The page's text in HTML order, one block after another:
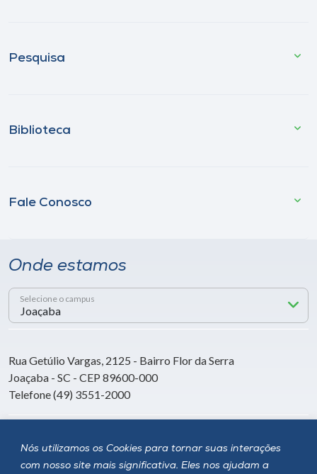
Nós utilizamos os Cookies para tornar suas interações
com nosso site mais significativa. Eles nos ajudam a
Pesquisa
Biblioteca
Fale Conosco
Onde estamos
Selecione o campus
Rua Getúlio Vargas, 2125 - Bairro Flor da Serra
Joaçaba - SC - CEP 89600-000
Telefone (49) 3551-2000
Siga a Unoesc